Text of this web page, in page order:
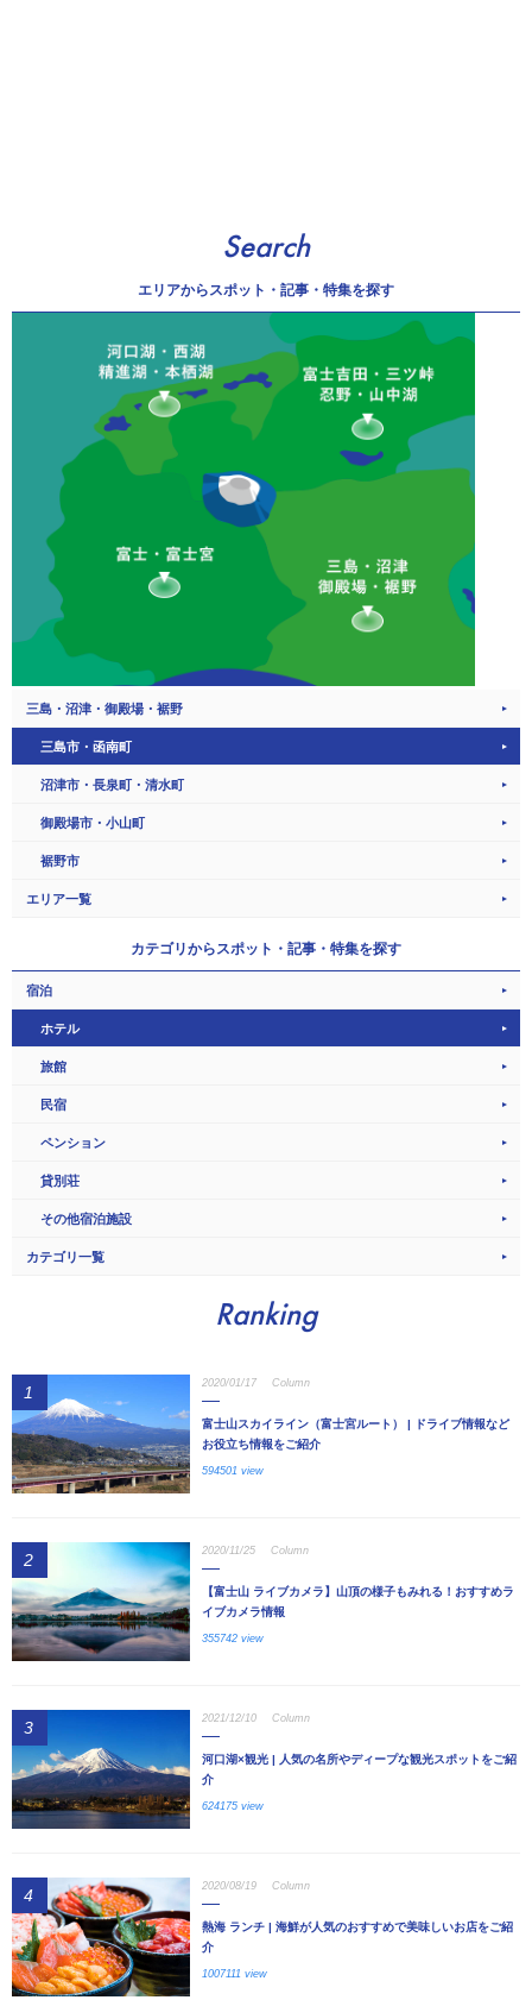
Search
エリアからスポット・記事・特集を探す
三島・沼津・御殿場・裾野
三島市・函南町
沼津市・長泉町・清水町
御殿場市・小山町
裾野市
エリア一覧
カテゴリからスポット・記事・特集を探す
宿泊
ホテル
旅館
民宿
ペンション
貸別荘
その他宿泊施設
カテゴリ一覧
Ranking
1 2020/01/17 Column
富士山スカイライン（富士宮ルート） | ドライブ情報など
お役立ち情報をご紹介
594501 view
2 2020/11/25 Column
【富士山 ライブカメラ】山頂の様子もみれる！おすすめラ
イブカメラ情報
355742 view
3 2021/12/10 Column
河口湖×観光 | 人気の名所やディープな観光スポットをご紹
介
624175 view
4 2020/08/19 Column
熱海 ランチ | 海鮮が人気のおすすめで美味しいお店をご紹
介
1007111 view